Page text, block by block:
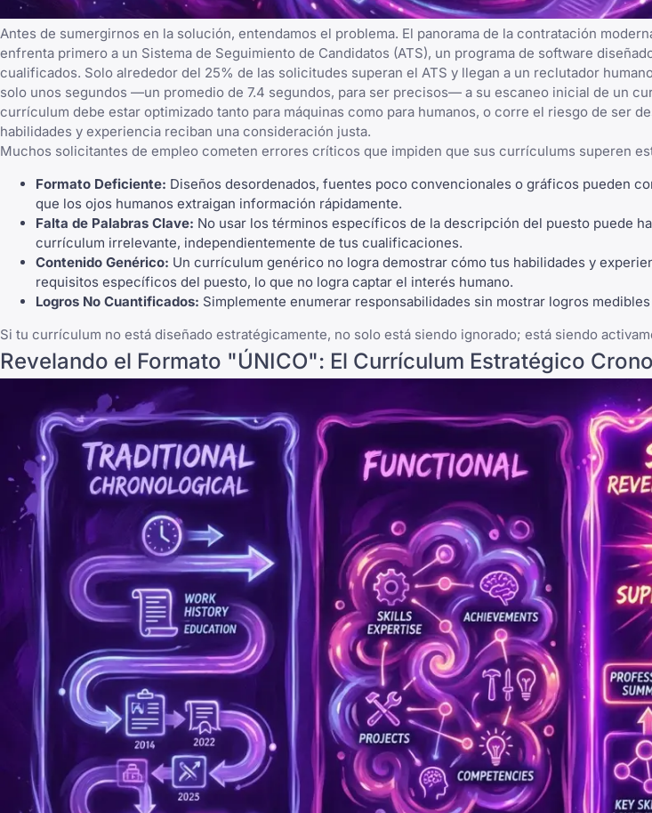
Antes de sumergirnos en la solución, entendamos el problema. El panorama de la contratación
enfrenta primero a un Sistema de Seguimiento de Candidatos (ATS), un programa de software
cualificados. Solo alrededor del 25% de las solicitudes superan el ATS y llegan a un reclutador
solo unos segundos —un promedio de 7.4 segundos, para ser precisos— a su escaneo inicial de un
currículum debe estar optimizado tanto para máquinas como para humanos, o corre el riesgo de ser
habilidades y experiencia reciban una consideración justa.
Muchos solicitantes de empleo cometen errores críticos que impiden que sus currículums superen
Formato Deficiente: Diseños desordenados, fuentes poco convencionales o gráficos pueden
que los ojos humanos extraigan información rápidamente.
Falta de Palabras Clave: No usar los términos específicos de la descripción del puesto puede
currículum irrelevante, independientemente de tus cualificaciones.
Contenido Genérico: Un currículum genérico no logra demostrar cómo tus habilidades y
requisitos específicos del puesto, lo que no logra captar el interés humano.
Logros No Cuantificados: Simplemente enumerar responsabilidades sin mostrar logros
Si tu currículum no está diseñado estratégicamente, no solo está siendo ignorado; está siendo
Revelando el Formato "ÚNICO": El Currículum Estratégico